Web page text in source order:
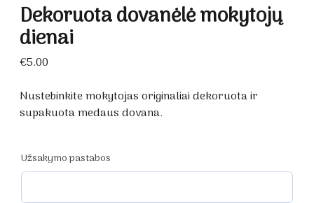
Dekoruota dovanėlė mokytojų
dienai
€5.00
Nustebinkite mokytojas originaliai dekoruota ir
supakuota medaus dovana.
Užsakymo pastabos